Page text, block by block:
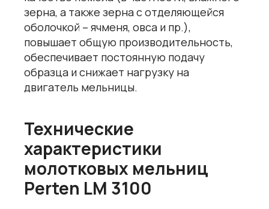
зерна, а также зерна с отделяющейся
оболочкой – ячменя, овса и пр.),
повышает общую производительность,
обеспечивает постоянную подачу
образца и снижает нагрузку на
двигатель мельницы.
Технические
характеристики
молотковых мельниц
Perten LM 3100